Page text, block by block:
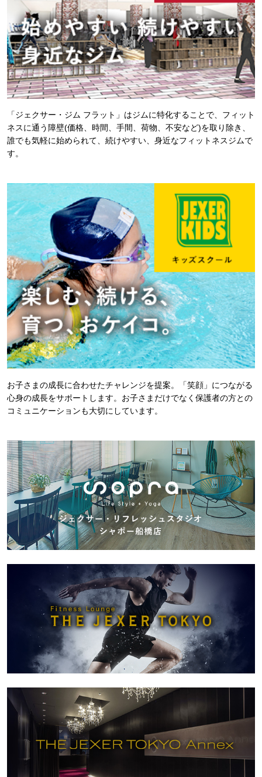
「ジェクサー・ジム フラット」はジムに特化することで、フィット
ネスに通う障壁(価格、時間、手間、荷物、不安など)を取り除き、
誰でも気軽に始められて、続けやすい、身近なフィットネスジムで
す。
お子さまの成長に合わせたチャレンジを提案。「笑顔」につながる
心身の成長をサポートします。お子さまだけでなく保護者の方との
コミュニケーションも大切にしています。